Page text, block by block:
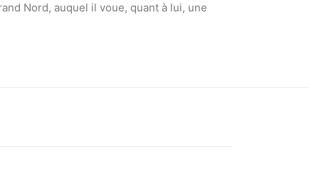
Nord, auquel il voue, quant à lui, une